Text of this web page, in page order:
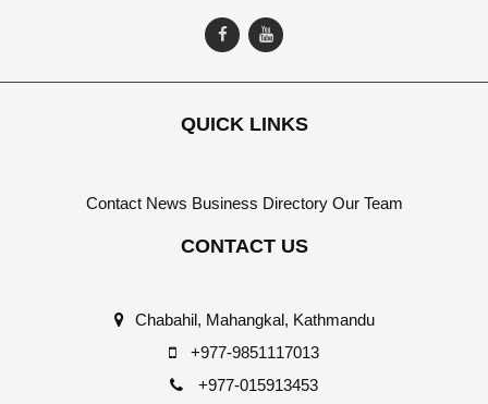
QUICK LINKS
Contact News Business Directory Our Team
CONTACT US
Chabahil, Mahangkal, Kathmandu
+977-9851117013
+977-015913453